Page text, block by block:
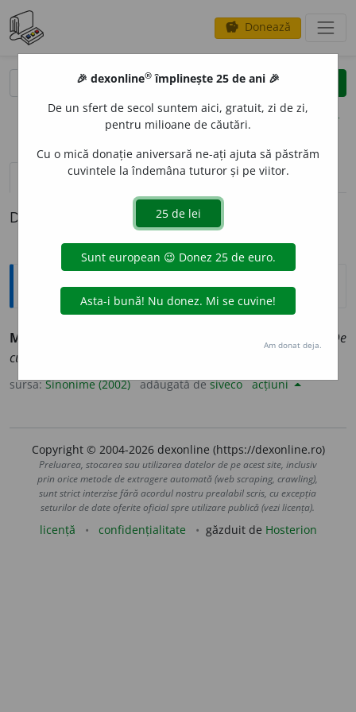
savings Donează
clear
opțiuni
definiții (1) pronunțievolume_up (47)
Definiția cu ID-ul 192393:
Sinonime
MAR
(De
culoare ~.)
sursa:Sinonime (2002) adăugată desiveco acțiuni
Copyright © 2004-2026 dexonline (https://dexonline.ro)
Preluarea, stocarea sau utilizarea datelor de pe acest site, inclusiv
prin orice metode de extragere automată (web scraping, crawling),
sunt strict interzise fără acordul nostru prealabil scris, cu excepția
seturilor de date oferite oficial spre utilizare publică (vezi licența).
licență confidențialitate găzduit de Hosterion
🎉 dexonline® împlinește 25 de ani 🎉
De un sfert de secol suntem aici, gratuit, zi de zi,
pentru milioane de căutări.
Cu o mică donație aniversară ne-ați ajuta să păstrăm
cuvintele la îndemâna tuturor și pe viitor.
Am donat deja.